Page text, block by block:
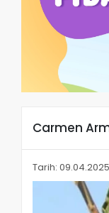
Carmen
Tarih: